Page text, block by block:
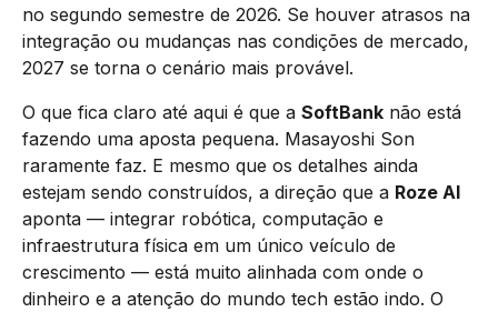
no segundo semestre de 2026. Se houver atrasos na
integração ou mudanças nas condições de mercado,
2027 se torna o cenário mais provável.
O que fica claro até aqui é que a SoftBank não está
fazendo uma aposta pequena. Masayoshi Son
raramente faz. E mesmo que os detalhes ainda
estejam sendo construídos, a direção que a Roze AI
aponta — integrar robótica, computação e
infraestrutura física em um único veículo de
crescimento — está muito alinhada com onde o
dinheiro e a atenção do mundo tech estão indo. O